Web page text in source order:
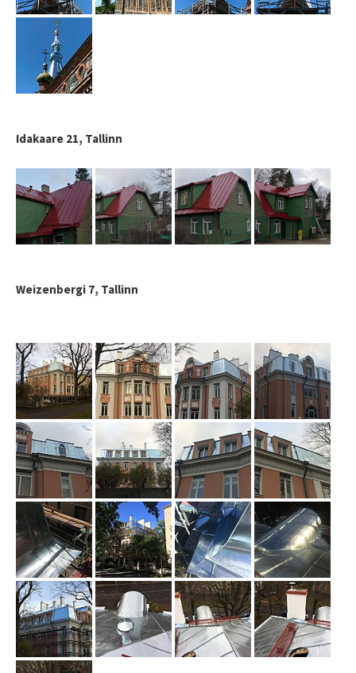
Idakaare 21, Tallinn
Weizenbergi 7, Tallinn